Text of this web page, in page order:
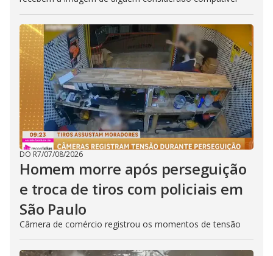
DO R7/07/08/2026
Homem morre após perseguição
e troca de tiros com policiais em
São Paulo
Câmera de comércio registrou os momentos de tensão